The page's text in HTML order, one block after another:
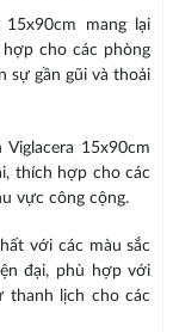
mang lại
cho các phòng
sự gần gũi và thoải
15x90cm
thích hợp cho các
vực công cộng.
với các màu sắc
đại, phù hợp với
thanh lịch cho các